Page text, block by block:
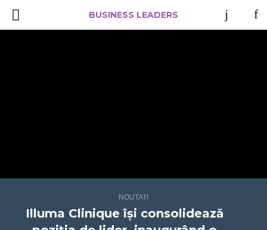
BUSINESS LEADERS
NOUTATI
Illuma Clinique își consolidează